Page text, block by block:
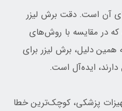
آن است. دقت برش لیزر
در مقایسه با روش‌های
همین دلیل، برش لیزر برای
ایده‌آل است.
پزشکی، کوچک‌ترین خطا